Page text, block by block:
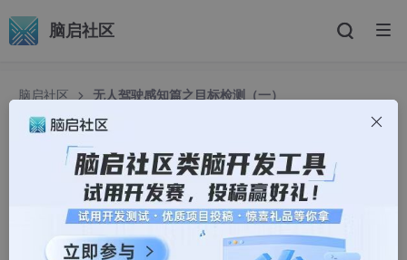
脑启社区
脑启社区 无人驾驶感知篇之目标检测（一）
无人驾驶感知篇之目标检测（一）
yuan2520
6205人浏览 · 2022-04-30 11:19:12
基本的感知任务有针对动态道路参与者的目标识别、检测和跟